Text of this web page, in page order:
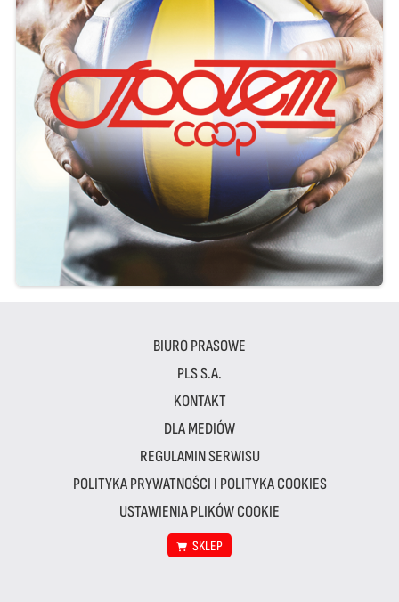
BIURO PRASOWE
PLS S.A.
KONTAKT
DLA MEDIÓW
REGULAMIN SERWISU
POLITYKA PRYWATNOŚCI I POLITYKA COOKIES
USTAWIENIA PLIKÓW COOKIE
SKLEP